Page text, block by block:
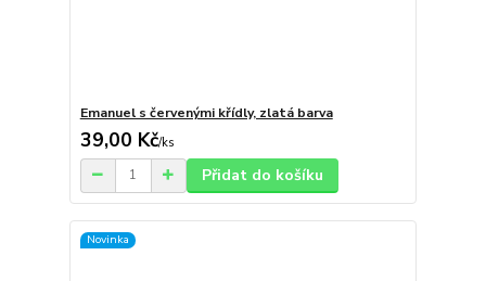
Emanuel s červenými křídly, zlatá barva
39,00 Kč/ks
Přidat do košíku
Novinka